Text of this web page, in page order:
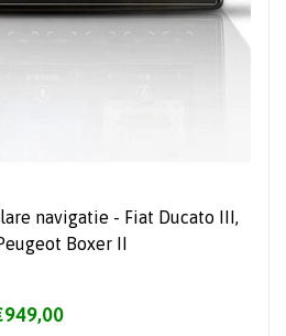
- Fiat Ducato III,
Boxer II